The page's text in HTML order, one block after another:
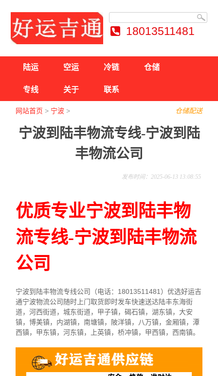
18013511481
陆运 空运 冷链 仓储
专线 关于 联系
仓储配送
网站首页 > 宁波 >
宁波到陆丰物流专线-宁波到陆
丰物流公司
发布时间：2025-06-13 13:08:55
优质专业宁波到陆丰物
流专线-宁波到陆丰物流
公司
宁波到陆丰物流专线公司（电话：18013511481）优选好运吉
通宁波物流公司随时上门取货即时发车快速送达陆丰东海街
道，河西街道，城东街道，甲子镇，碣石镇，湖东镇，大安
镇，博美镇，内湖镇，南塘镇，陂洋镇，八万镇，金厢镇，潭
西镇，甲东镇，河东镇，上英镇，桥冲镇，甲西镇，西南镇。